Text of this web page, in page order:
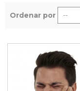
Ordenar por